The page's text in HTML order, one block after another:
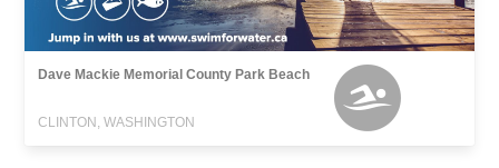
Dave Mackie Memorial County Park Beach
CLINTON, WASHINGTON